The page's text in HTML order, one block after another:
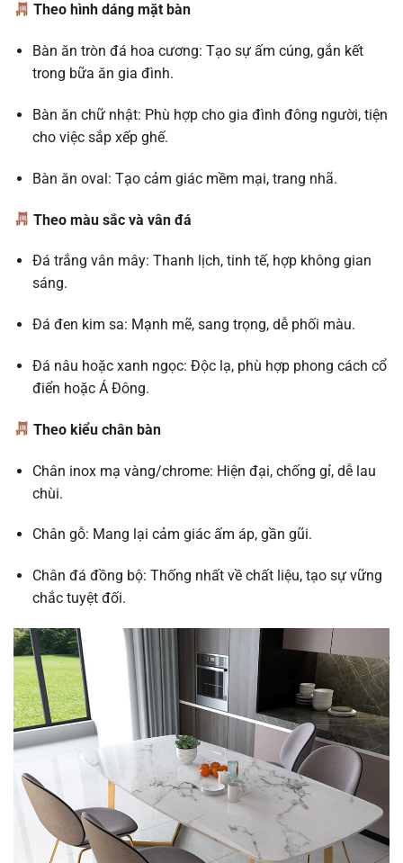
Theo hình dáng mặt bàn
Bàn ăn tròn đá hoa cương: Tạo sự ấm cúng, gắn kết
trong bữa ăn gia đình.
Bàn ăn chữ nhật: Phù hợp cho gia đình đông người, tiện
cho việc sắp xếp ghế.
Bàn ăn oval: Tạo cảm giác mềm mại, trang nhã.
Theo màu sắc và vân đá
Đá trắng vân mây: Thanh lịch, tinh tế, hợp không gian
sáng.
Đá đen kim sa: Mạnh mẽ, sang trọng, dễ phối màu.
Đá nâu hoặc xanh ngọc: Độc lạ, phù hợp phong cách cổ
điển hoặc Á Đông.
Theo kiểu chân bàn
Chân inox mạ vàng/chrome: Hiện đại, chống gỉ, dễ lau
chùi.
Chân gỗ: Mang lại cảm giác ấm áp, gần gũi.
Chân đá đồng bộ: Thống nhất về chất liệu, tạo sự vững
chắc tuyệt đối.